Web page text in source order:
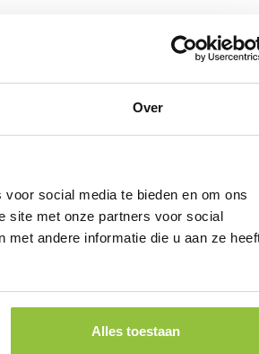
Over
social media te bieden en om ons
site met onze partners voor social
met andere informatie die u aan ze
Alles toestaan